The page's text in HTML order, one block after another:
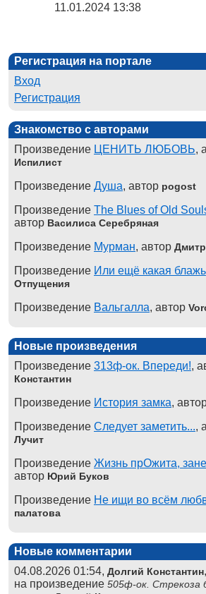
11.01.2024 13:38
Регистрация на портале
Вход
Регистрация
Знакомство с авторами
Произведение ЦЕНИТЬ ЛЮБОВЬ,
Испилист
Произведение Душа, автор pogost
Произведение The Blues of Old
автор Василиса Серебряная
Произведение Мурман, автор
Произведение Или ещё какая блажь
Отпущения
Произведение Вальгалла, автор
Новые произведения
Произведение 313ф-ок. Впереди!,
Константин
Произведение История замка,
Произведение Следует заметить...,
Лучит
Произведение Жизнь прОжита,
автор Юрий Буков
Произведение Не ищи во всём
палатова
Новые комментарии
04.08.2026 01:54, Долгий Константин,
на произведение 505ф-ок. Стрекоза